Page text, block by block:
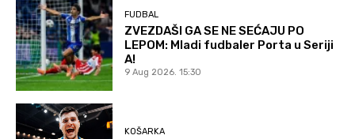
FUDBAL
ZVEZDAŠI GA SE NE SEĆAJU PO
LEPOM: Mladi fudbaler Porta u Seriji
A!
9 Aug 2026. 15:30
KOŠARKA